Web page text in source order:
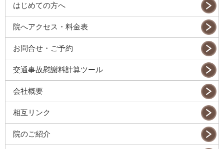
はじめての方へ
院へアクセス・料金表
お問合せ・ご予約
交通事故慰謝料計算ツール
会社概要
相互リンク
院のご紹介